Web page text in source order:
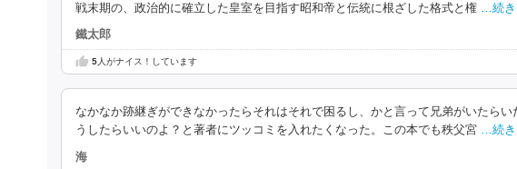
戦末期の、政治的に確立した皇室を目指す昭和帝と伝統に根ざした格式と権
…続
鐵太郎
5人がナイス！しています
なかなか跡継ぎができなかったらそれはそれで困るし、かと言って兄弟がいたら
うしたらいいのよ？と著者にツッコミを入れたくなった。この本でも秩父宮 …続き
海